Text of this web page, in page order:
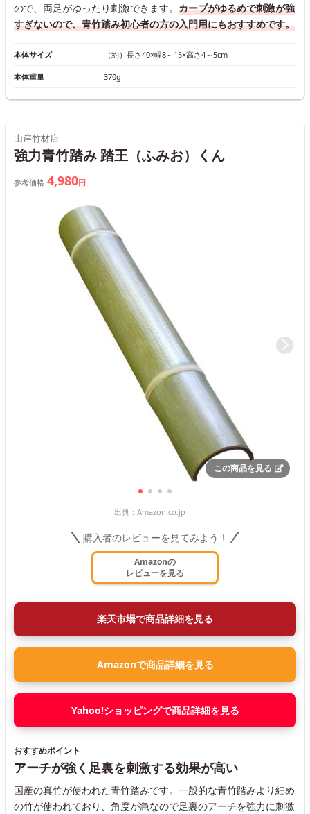
ので、両足がゆったり刺激できます。 カーブがゆるめで刺激が強
すぎないので、青竹踏み初心者の方の入門用にもおすすめです。
本体サイズ （約）長さ40×幅8～15×高さ4～5cm
本体重量 370g
山岸竹材店
強力青竹踏み 踏王（ふみお）くん
参考価格 4,980円
この商品を見る
出典： Amazon.co.jp
購入者のレビューを見てみよう！
Amazonの
レビューを見る
楽天市場で商品詳細を見る
Amazonで商品詳細を見る
Yahoo!ショッピングで商品詳細を見る
おすすめポイント
アーチが強く足裏を刺激する効果が高い
国産の真竹が使われた青竹踏みです。一般的な青竹踏みより細め
の竹が使われており、角度が急なので足裏のアーチを強力に刺激